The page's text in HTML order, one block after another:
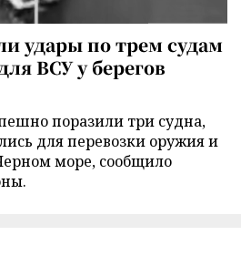
удары по трем судам
ВСУ у берегов
поразили три судна,
для перевозки оружия и
море, сообщило